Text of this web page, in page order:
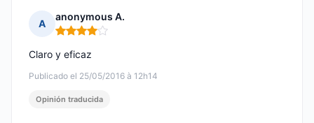
A
anonymous A.
Nota: 4 de 5
Publicado el 25/05/2016 à 12h14
Claro y eficaz
Opinión traducida